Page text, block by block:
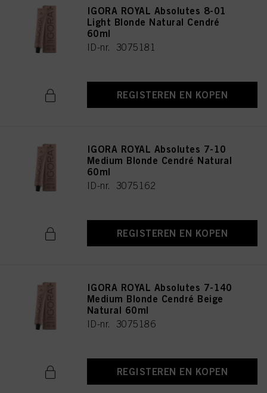
IGORA ROYAL Absolutes 8-01
Light Blonde Natural Cendré
60ml
ID-nr. 3075181
REGISTEREN EN KOPEN
IGORA ROYAL Absolutes 7-10
Medium Blonde Cendré Natural
60ml
ID-nr. 3075162
REGISTEREN EN KOPEN
IGORA ROYAL Absolutes 7-140
Medium Blonde Cendré Beige
Natural 60ml
ID-nr. 3075186
REGISTEREN EN KOPEN